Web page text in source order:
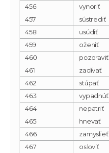
456
vynoriť
457
sústrediť
458
usúdiť
459
oženiť
460
pozdraviť
461
zadívať
462
stúpať
463
vypadnúť
464
nepatriť
465
hnevať
466
zamyslieť
467
osloviť